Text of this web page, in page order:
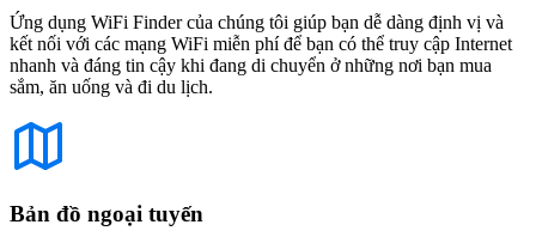
Ứng dụng WiFi Finder của chúng tôi giúp bạn dễ dàng định vị và
kết nối với các mạng WiFi miễn phí để bạn có thể truy cập Internet
nhanh và đáng tin cậy khi đang di chuyển ở những nơi bạn mua
sắm, ăn uống và đi du lịch.
Bản đồ ngoại tuyến